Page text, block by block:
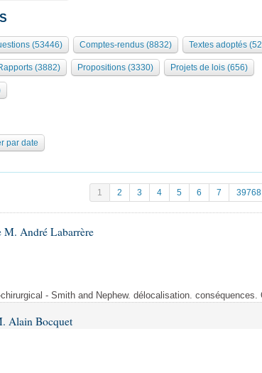
(53446) Comptes-rendus (8832) Textes adoptés
(3882) Propositions (3330) Projets de lois (656)
par date
1 2 3 4 5 6 7 39768
M. André Labarrère
- Smith and Nephew. délocalisation. conséquences.
Alain Bocquet